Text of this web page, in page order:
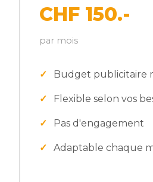
CHF 150.-
par mois
Budget publicitaire
Flexible selon vos
Pas d'engagement
Adaptable chaque